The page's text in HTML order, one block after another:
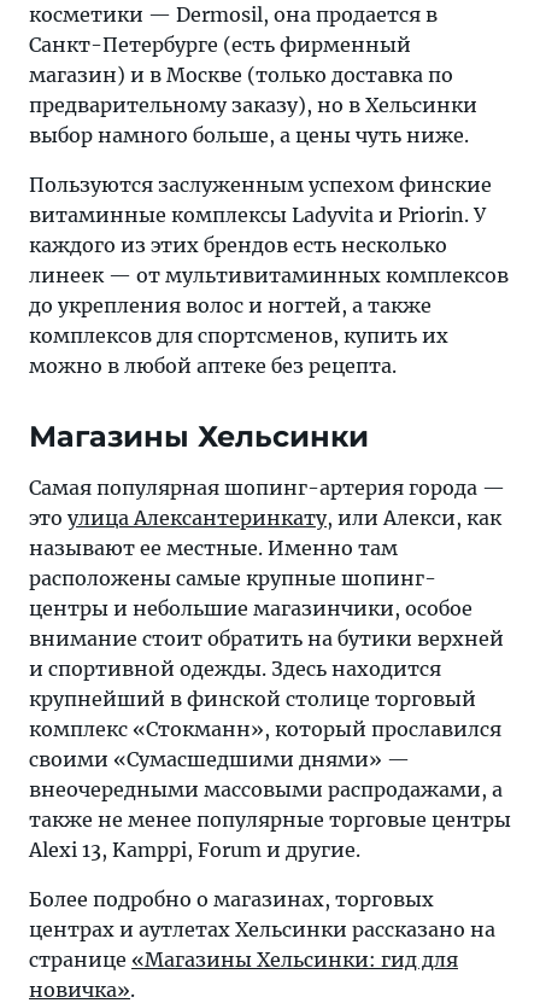
косметики — Dermosil, она продается в
Санкт-Петербурге (есть фирменный
магазин) и в Москве (только доставка по
предварительному заказу), но в Хельсинки
выбор намного больше, а цены чуть ниже.
Пользуются заслуженным успехом финские
витаминные комплексы Ladyvita и Priorin. У
каждого из этих брендов есть несколько
линеек — от мультивитаминных комплексов
до укрепления волос и ногтей, а также
комплексов для спортсменов, купить их
можно в любой аптеке без рецепта.
Магазины Хельсинки
Самая популярная шопинг-артерия города —
это улица Алексантеринкату, или Алекси, как
называют ее местные. Именно там
расположены самые крупные шопинг-
центры и небольшие магазинчики, особое
внимание стоит обратить на бутики верхней
и спортивной одежды. Здесь находится
крупнейший в финской столице торговый
комплекс «Стокманн», который прославился
своими «Сумасшедшими днями» —
внеочередными массовыми распродажами, а
также не менее популярные торговые центры
Alexi 13, Kamppi, Forum и другие.
Более подробно о магазинах, торговых
центрах и аутлетах Хельсинки рассказано на
странице «Магазины Хельсинки: гид для
новичка».